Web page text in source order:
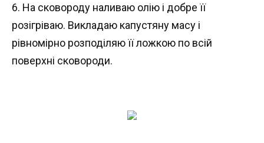
6. На сковороду наливаю олію і добре її
розігріваю. Викладаю капустяну масу і
рівномірно розподіляю її ложкою по всій
поверхні сковороди.